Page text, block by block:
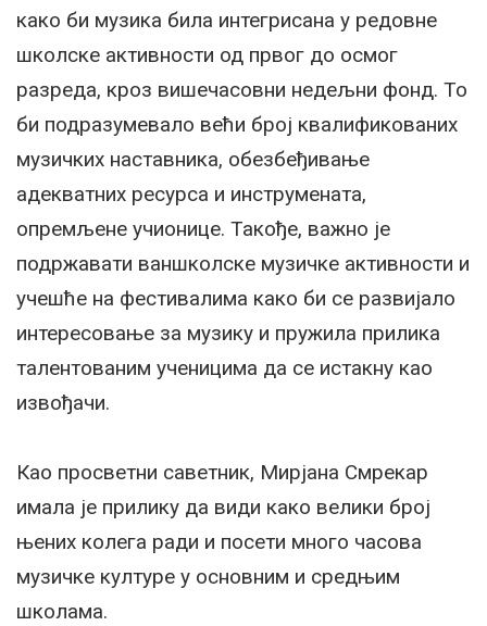
како би музика била интегрисана у редовне
школске активности од првог до осмог
разреда, кроз вишечасовни недељни фонд. То
би подразумевало већи број квалификованих
музичких наставника, обезбеђивање
адекватних ресурса и инструмената,
опремљене учионице. Такође, важно је
подржавати ваншколске музичке активности и
учешће на фестивалима како би се развијало
интересовање за музику и пружила прилика
талентованим ученицима да се истакну као
извођачи.
Као просветни саветник, Мирјана Смрекар
имала је прилику да види како велики број
њених колега ради и посети много часова
музичке културе у основним и средњим
школама.